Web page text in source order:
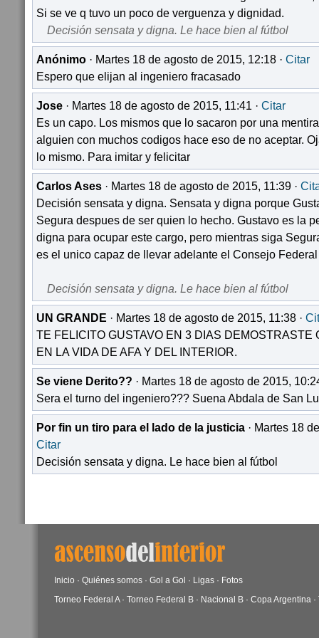
Si se ve q tuvo un poco de verguenza y dignidad.
Decisión sensata y digna. Le hace bien al fútbol
Anónimo · Martes 18 de agosto de 2015, 12:18 · Citar
Espero que elijan al ingeniero fracasado
Jose · Martes 18 de agosto de 2015, 11:41 · Citar
Es un capo. Los mismos que lo sacaron por una
alguien con muchos codigos hace eso de no aceptar.
lo mismo. Para imitar y felicitar
Carlos Ases · Martes 18 de agosto de 2015, 11:39 ·
Decisión sensata y digna. Sensata y digna porque
Segura despues de ser quien lo hecho. Gustavo es la
digna para ocupar este cargo, pero mientras siga
es el unico capaz de llevar adelante el Consejo
Decisión sensata y digna. Le hace bien al fútbol
UN GRANDE · Martes 18 de agosto de 2015, 11:38 ·
TE FELICITO GUSTAVO EN 3 DIAS DEMOSTRASTE
EN LA VIDA DE AFA Y DEL INTERIOR.
Se viene Derito?? · Martes 18 de agosto de 2015,
Sera el turno del ingeniero??? Suena Abdala de San
Por fin un tiro para el lado de la justicia · Martes 18
Citar
Decisión sensata y digna. Le hace bien al fútbol
Inicio · Quiénes somos · Gol a Gol · Ligas · Fotos
Torneo Federal A· Torneo Federal B · Nacional B · Copa Argentina ·